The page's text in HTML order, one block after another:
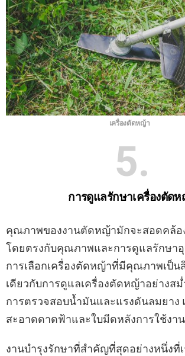
เครื่องตัดหญ้า
5
การดูแลรักษาเครื่องตัด
คุณภาพของงานตัดหญ้ามักจะสอดคล้อ
โดยตรงกับคุณภาพและการดูแลรักษา
การเลือกเครื่องตัดหญ้าที่มีคุณภาพเป็น
เดียวกับการดูแลเครื่องตัดหญ้าอย่างสม่
การตรวจสอบน้ำมันและแรงดันลมยาง
สะอาดดาดฟ้าและใบมีดหลังการใช้งาน
งานบำรุงรักษาที่สำคัญที่สุดอย่างหนึ่งที่